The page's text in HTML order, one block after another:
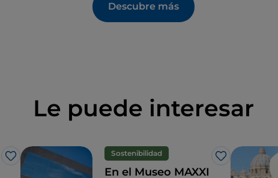
Descubre más
Le puede interesar
Me gusta
Sostenibilidad
Me gusta
En el Museo MAXXI